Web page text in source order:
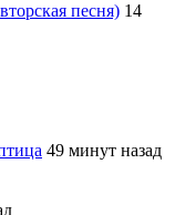
песня) 14
49 минут назад